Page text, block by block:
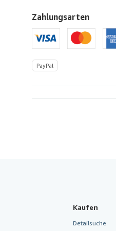
Zahlungsarten
PayPal
Kaufen
Detailsuche